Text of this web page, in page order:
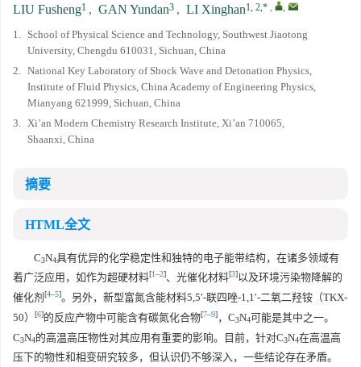
LIU Fusheng1 , GAN Yundan3 , LI Xinghan1, 2,* , ,
1. School of Physical Science and Technology, Southwest Jiaotong
University, Chengdu 610031, Sichuan, China
2. National Key Laboratory of Shock Wave and Detonation Physics,
Institute of Fluid Physics, China Academy of Engineering Physics,
Mianyang 621999, Sichuan, China
3. Xi’an Modern Chemistry Research Institute, Xi’an 710065,
Shaanxi, China
摘要
HTML全文
C3N4具有优异的化学稳定性和独特的电子能带结构，在诸多领域有
着广泛应用，如作为超硬材料[1–2]、光催化材料[3]以及环境污染物降解的
催化剂 [4–5]。另外，新型富氮含能材料5,5′-联四唑-1,1′-二氧二羟铵（TKX-
50）
[6]的反应产物中可能含有碳氮化合物[7–9]，C3N4可能是其中之一。
C3N4的高温高压物性对其应用有重要的影响。目前，针对C3N4在高温高
压下的物性和相变研究较多，但认识仍不够深入，一些结论存在矛盾。